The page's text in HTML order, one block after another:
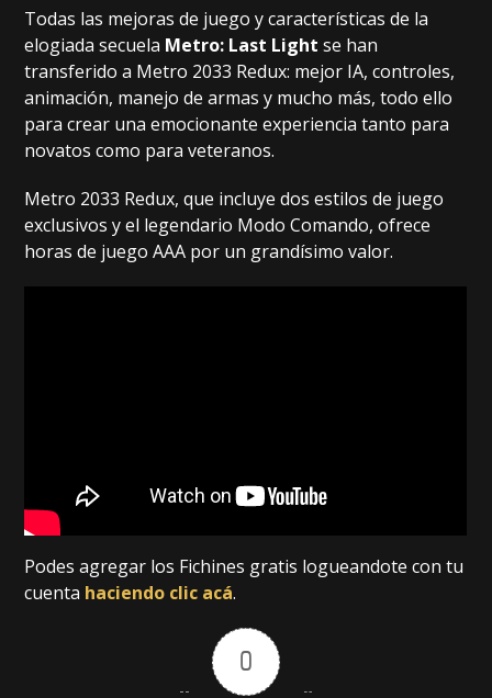
Todas las mejoras de juego y características de la
elogiada secuela Metro: Last Light se han
transferido a Metro 2033 Redux: mejor IA, controles,
animación, manejo de armas y mucho más, todo ello
para crear una emocionante experiencia tanto para
novatos como para veteranos.
Metro 2033 Redux, que incluye dos estilos de juego
exclusivos y el legendario Modo Comando, ofrece
horas de juego AAA por un grandísimo valor.
Podes agregar los Fichines gratis logueandote con tu
cuenta haciendo clic acá.
0